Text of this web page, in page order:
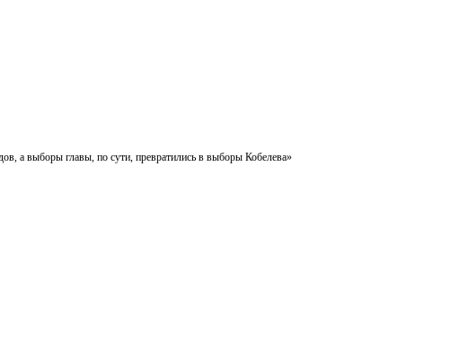
а выборы главы, по сути, превратились в выборы Кобелева»